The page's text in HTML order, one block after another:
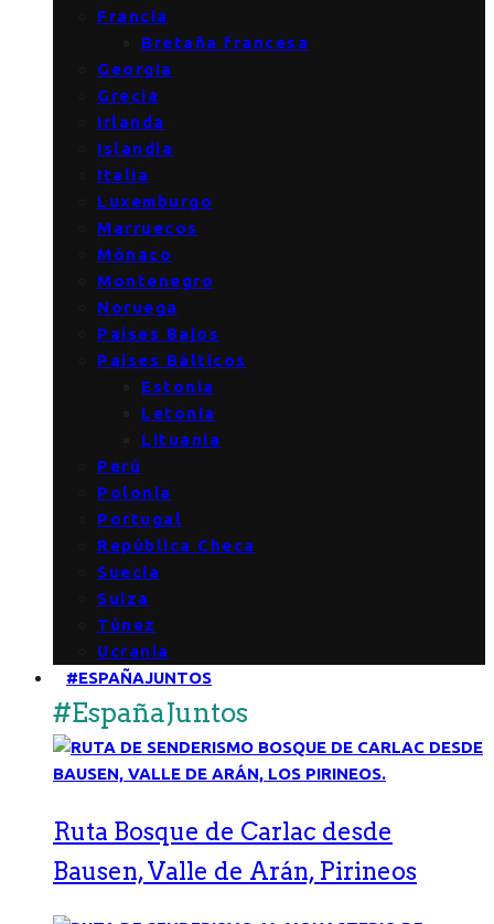
Francia
Bretaña francesa
Georgia
Grecia
Irlanda
Islandia
Italia
Luxemburgo
Marruecos
Mónaco
Montenegro
Noruega
Países Bajos
Países Bálticos
Estonia
Letonia
Lituania
Perú
Polonia
Portugal
República Checa
Suecia
Suiza
Túnez
Ucrania
#ESPAÑAJUNTOS
#EspañaJuntos
Ruta Bosque de Carlac desde
Bausen, Valle de Arán, Pirineos